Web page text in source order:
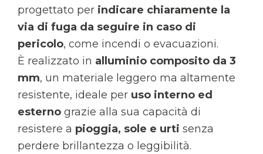
progettato per indicare chiaramente la
via di fuga da seguire in caso di
pericolo, come incendi o evacuazioni.
È realizzato in alluminio composito da 3
mm, un materiale leggero ma altamente
resistente, ideale per uso interno ed
esterno grazie alla sua capacità di
resistere a pioggia, sole e urti senza
perdere brillantezza o leggibilità.